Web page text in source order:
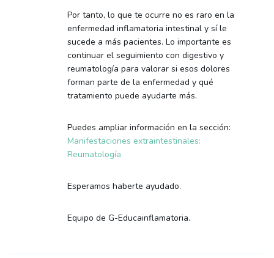
Por tanto, lo que te ocurre no es raro en la
enfermedad inflamatoria intestinal y sí le
sucede a más pacientes. Lo importante es
continuar el seguimiento con digestivo y
reumatología para valorar si esos dolores
forman parte de la enfermedad y qué
tratamiento puede ayudarte más.
Puedes ampliar información en la sección:
Manifestaciones extraintestinales:
Reumatología
Esperamos haberte ayudado.
Equipo de G-Educainflamatoria.